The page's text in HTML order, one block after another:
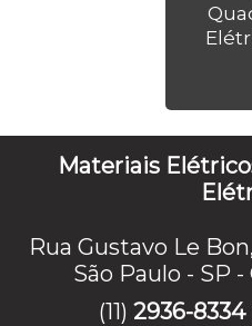
Materiais
Rua Gustavo Le
São Paulo - SP
(11) 2936-8334